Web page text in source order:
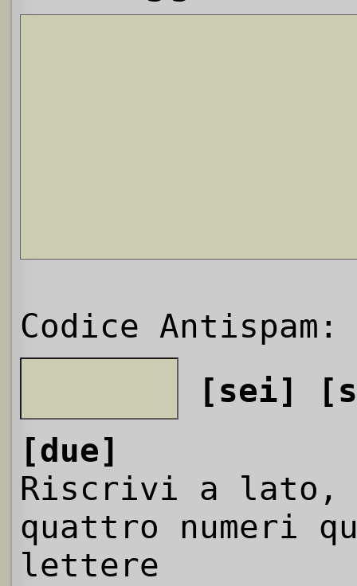
Codice Antispam:
[sei]
[due]
Riscrivi a
quattro numeri
lettere